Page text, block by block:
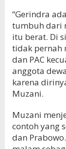
“Gerindra
tumbuh dari
itu berat. Di
tidak pernah
dan PAC
anggota
karena
Muzani.
Muzani
contoh yang
dan